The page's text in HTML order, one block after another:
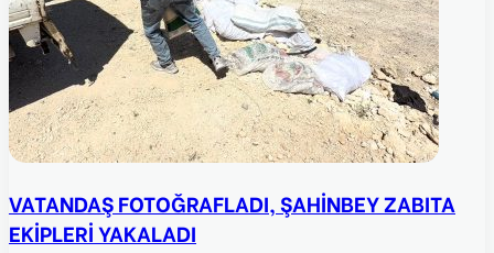
VATANDAŞ FOTOĞRAFLADI, ŞAHİNBEY ZABITA
EKİPLERİ YAKALADI